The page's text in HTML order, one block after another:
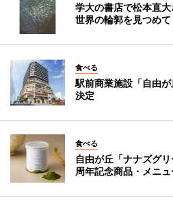
学大の書店で松本直
世界の輪郭を見つめて
食べる
駅前商業施設「自由
決定
食べる
自由が丘「ナナズグ
周年記念商品・メニュ